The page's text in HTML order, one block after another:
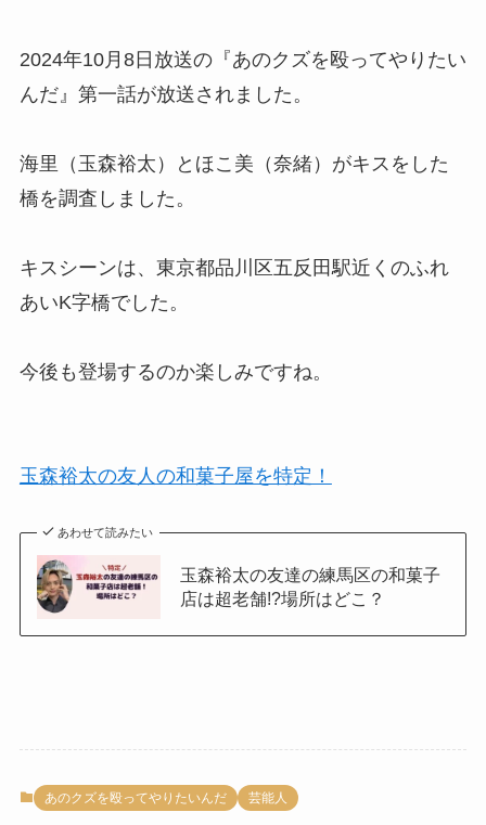
2024年10月8日放送の『あのクズを殴ってやりたい
んだ』第一話が放送されました。
海里（玉森裕太）とほこ美（奈緒）がキスをした
橋を調査しました。
キスシーンは、東京都品川区五反田駅近くのふれ
あいK字橋でした。
今後も登場するのか楽しみですね。
玉森裕太の友人の和菓子屋を特定！
あわせて読みたい
玉森裕太の友達の練馬区の和菓子
店は超老舗!?場所はどこ？
あのクズを殴ってやりたいんだ 芸能人